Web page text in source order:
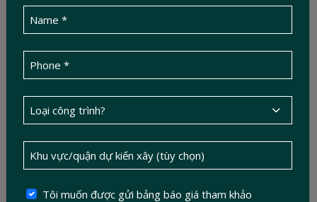
Tôi muốn được gửi bảng báo giá tham khảo